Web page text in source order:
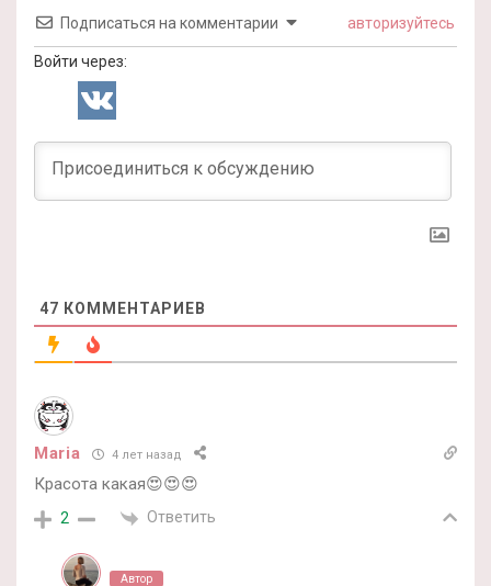
Подписаться на комментарии авторизуйтесь
Войти через:
47 КОММЕНТАРИЕВ
Maria 4 лет назад
Красота какая😍😍😍
2 Ответить
Автор